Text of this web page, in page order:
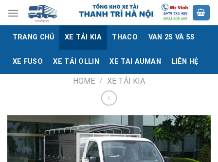
TRANG CHỦ XE TẢI KIA THACO VAN 2S VÀ 5S
XE FUSO XE TẢI OLLIN XE TAI AUMAN LIÊN HỆ
HOME / XE TẢI KIA